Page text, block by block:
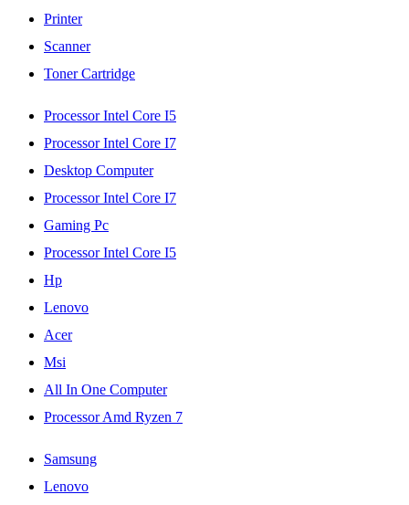
Printer
Scanner
Toner Cartridge
Processor Intel Core I5
Processor Intel Core I7
Desktop Computer
Processor Intel Core I7
Gaming Pc
Processor Intel Core I5
Hp
Lenovo
Acer
Msi
All In One Computer
Processor Amd Ryzen 7
Samsung
Lenovo